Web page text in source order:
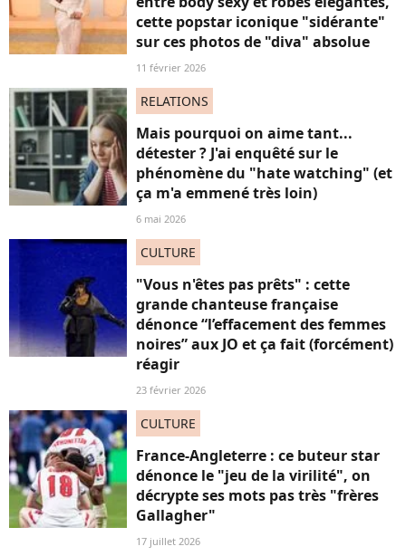
cette popstar iconique "sidérante"
sur ces photos de "diva" absolue
11 février 2026
RELATIONS
Mais pourquoi on aime tant...
détester ? J'ai enquêté sur le
phénomène du "hate watching" (et
ça m'a emmené très loin)
6 mai 2026
CULTURE
"Vous n'êtes pas prêts" : cette
grande chanteuse française
dénonce “l’effacement des femmes
noires” aux JO et ça fait (forcément)
réagir
23 février 2026
CULTURE
France-Angleterre : ce buteur star
dénonce le "jeu de la virilité", on
décrypte ses mots pas très "frères
Gallagher"
17 juillet 2026